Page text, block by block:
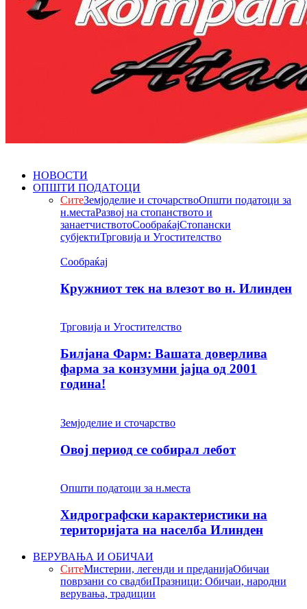
НОВОСТИ
ОПШТИ ПОДАТОЦИ
СитеЗемјоделие и сточарствоОпшти податоци за
н.местаРазвој на стопанството и
занаетчиствотоСообраќајСтопански
субјектиТрговија и Угостителство
Сообраќај
Кружниот тек на влезот во н. Илинден
Трговија и Угостителство
Билјана Фарм: Вашата доверлива
фарма за конзумни јајца од 2001
година!
Земјоделие и сточарство
Овој период се собирал лебот
Општи податоци за н.места
Хидрографски карактеристики на
територијата на населба Илинден
ВЕРУВАЊА И ОБИЧАИ
СитеМистерии, легенди и преданијаОбичаи
поврзани со свадбиПразници: Обичаи, народни
верувања, традиции